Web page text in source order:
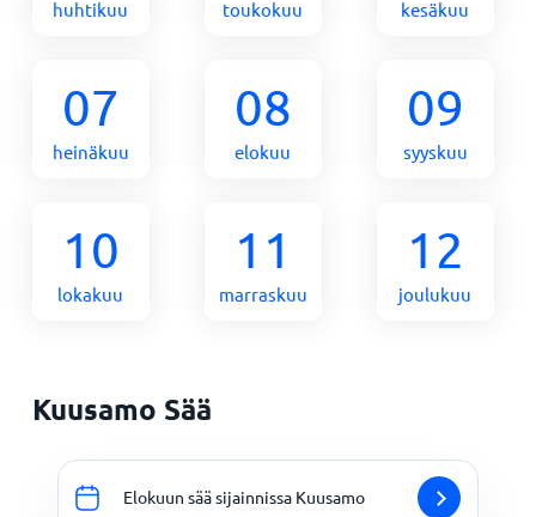
huhtikuu toukokuu kesäkuu
07
heinäkuu
08
elokuu
09
syyskuu
10
lokakuu
11
marraskuu
12
joulukuu
Kuusamo Sää
Elokuun sää sijainnissa Kuusamo